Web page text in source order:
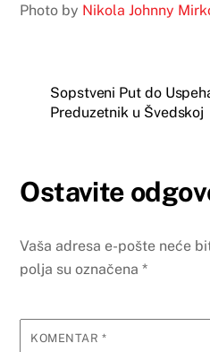
Photo by Nikola Johnny
Sopstveni Put do
Preduzetnik u Švedskoj
Ostavite
Vaša adresa e-pošte neće
polja su označena*
KOMENTAR*